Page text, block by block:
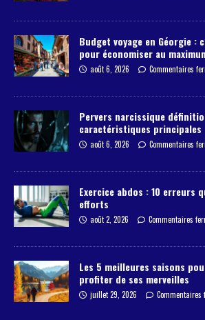
Budget voyage en Géorgie :
pour économiser au
août 6, 2026 Commentaires
Pervers narcissique
caractéristiques principales
août 6, 2026 Commentaires
Exercice abdos : 10 erreurs
efforts
août 2, 2026 Commentaires
Les 5 meilleures saisons
profiter de ses merveilles
juillet 29, 2026 Commentaires